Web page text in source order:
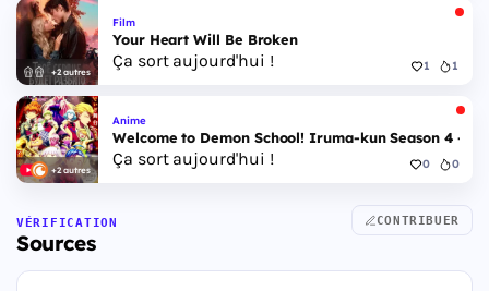
+2 autres
Film
Your Heart Will Be Broken
Ça sort aujourd'hui ! 1 1
+2 autres
Anime
Welcome to Demon School! Iruma-kun Season 4 -
Ça sort aujourd'hui ! 0 0
VÉRIFICATION
Sources
CONTRIBUER